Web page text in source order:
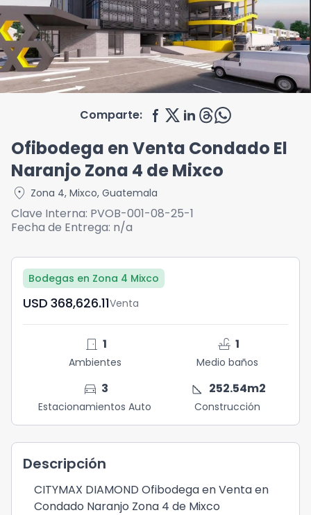
Comparte:
Ofibodega en Venta Condado El
Naranjo Zona 4 de Mixco
location_on Zona 4, Mixco, Guatemala
Clave Interna: PVOB-001-08-25-1
Fecha de Entrega: n/a
Bodegas en Zona 4 Mixco
USD	368,626.11Venta
door_front 1
Ambientes
faucet 1
Medio baños
directions_car 3
Estacionamientos Auto
square_foot 252.54m2
Construcción
Descripción
CITYMAX DIAMOND Ofibodega en Venta en
Condado Naranjo Zona 4 de Mixco